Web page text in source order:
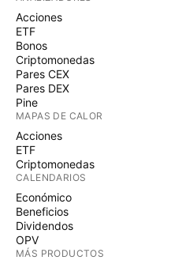
Acciones
ETF
Bonos
Criptomonedas
Pares CEX
Pares DEX
Pine
MAPAS DE CALOR
Acciones
ETF
Criptomonedas
CALENDARIOS
Económico
Beneficios
Dividendos
OPV
MÁS PRODUCTOS